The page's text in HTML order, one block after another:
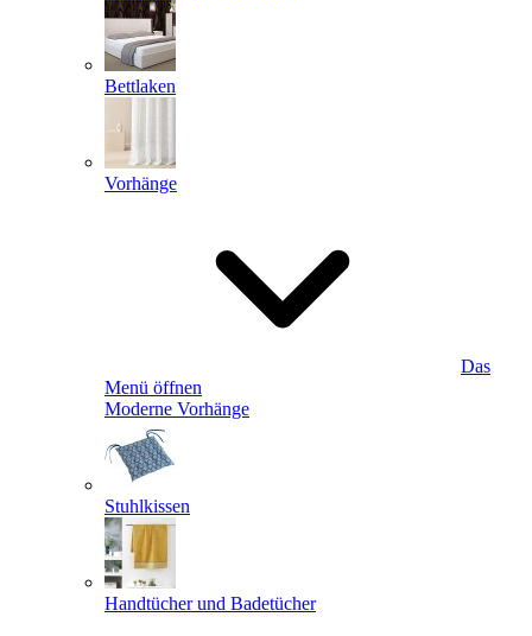
Bettlaken
Vorhänge
Das
Menü öffnen
Moderne Vorhänge
Stuhlkissen
Handtücher und Badetücher